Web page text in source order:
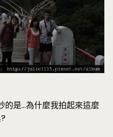
的是…為什麼我拍起來這麼